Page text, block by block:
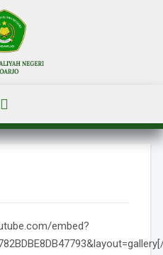
embed?